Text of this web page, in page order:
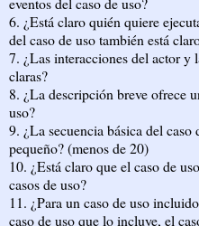
6. ¿Está claro quién quiere
del caso de uso también está
7. ¿Las interacciones del actor y
claras?
8. ¿La descripción breve ofrece
uso?
9. ¿La secuencia básica del
pequeño? (menos de 20)
10. ¿Está claro que el caso de
casos de uso?
11. ¿Para un caso de uso
caso de uso que lo incluye, el